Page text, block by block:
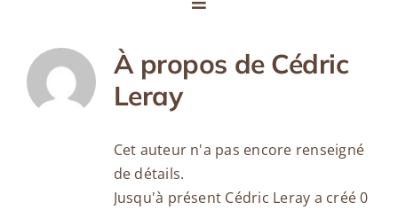
Toggle
Technique
Modèles
À propos de Cédric
Leray
Cet auteur n'a pas encore renseigné
de détails.
Jusqu'à présent Cédric Leray a créé 0